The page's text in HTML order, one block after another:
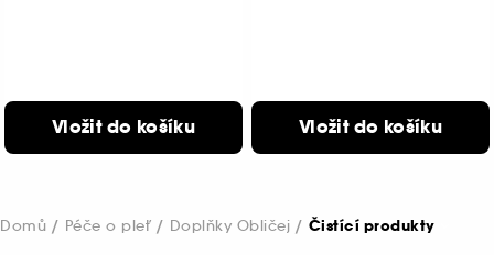
Vložit do košíku Vložit do košíku
Domů Péče o pleť Doplňky Obličej Čistící produkty